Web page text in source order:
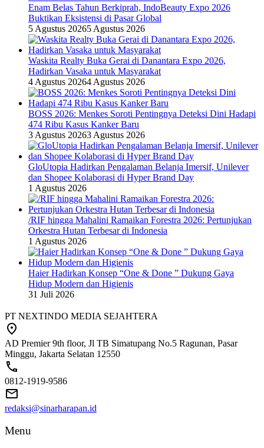
Enam Belas Tahun Berkiprah, IndoBeauty Expo 2026
Buktikan Eksistensi di Pasar Global
5 Agustus 20265 Agustus 2026
Waskita Realty Buka Gerai di Danantara Expo 2026,
Hadirkan Vasaka untuk Masyarakat
4 Agustus 20264 Agustus 2026
BOSS 2026: Menkes Soroti Pentingnya Deteksi Dini Hadapi
474 Ribu Kasus Kanker Baru
3 Agustus 20263 Agustus 2026
GloUtopia Hadirkan Pengalaman Belanja Imersif, Unilever
dan Shopee Kolaborasi di Hyper Brand Day
1 Agustus 2026
/RIF hingga Mahalini Ramaikan Forestra 2026: Pertunjukan
Orkestra Hutan Terbesar di Indonesia
1 Agustus 2026
Haier Hadirkan Konsep “One & Done ” Dukung Gaya
Hidup Modern dan Higienis
31 Juli 2026
PT NEXTINDO MEDIA SEJAHTERA
AD Premier 9th floor, Jl TB Simatupang No.5 Ragunan, Pasar
Minggu, Jakarta Selatan 12550
0812-1919-9586
redaksi@sinarharapan.id
Menu